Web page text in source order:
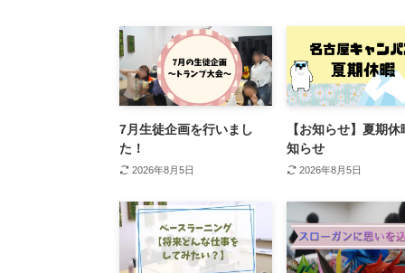
7月生徒企画を行いまし
た！
2026年8月5日
【お知らせ】夏期
知らせ
2026年8月5日